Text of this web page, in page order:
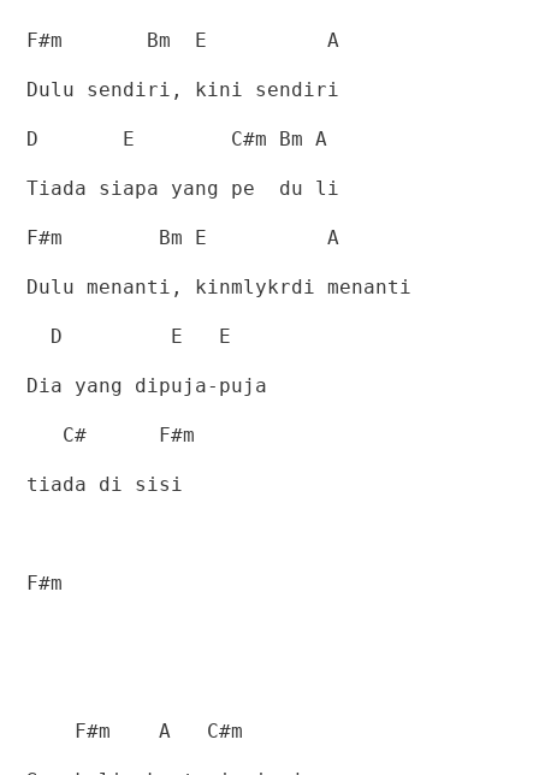
F#m Bm E A
Dulu sendiri, kini sendiri
D E C#m Bm A
Tiada siapa yang pe du li
F#m Bm E A
Dulu menanti, kinmlykrdi menanti
D E E
Dia yang dipuja-puja
C# F#m
tiada di sisi
F#m
F#m A C#m